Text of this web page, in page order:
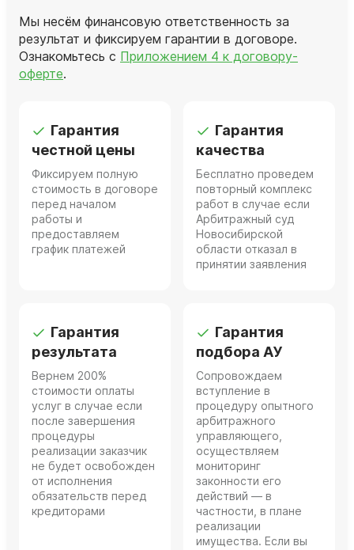
Мы несём финансовую ответственность за
результат и фиксируем гарантии в договоре.
Ознакомьтесь с Приложением 4 к договору-
оферте.
Гарантия
честной цены
Фиксируем полную
стоимость в договоре
перед началом
работы и
предоставляем
график платежей
Гарантия
качества
Бесплатно проведем
повторный комплекс
работ в случае если
Арбитражный суд
Новосибирской
области отказал в
принятии заявления
Гарантия
результата
Вернем 200%
стоимости оплаты
услуг в случае если
после завершения
процедуры
реализации заказчик
не будет освобожден
от исполнения
обязательств перед
кредиторами
Гарантия
подбора АУ
Сопровождаем
вступление в
процедуру опытного
арбитражного
управляющего,
осуществляем
мониторинг
законности его
действий — в
частности, в плане
реализации
имущества. Если вы